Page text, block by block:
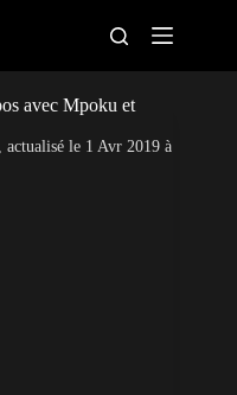
avec Mpoku et
, actualisé le 1 Avr 2019 à